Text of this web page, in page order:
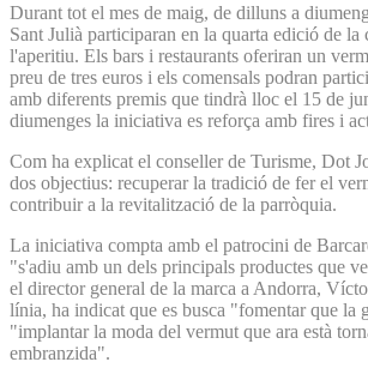
Durant tot el mes de maig, de dilluns a
Sant Julià participaran en la quarta edició de la
l'aperitiu. Els bars i restaurants oferiran un
preu de tres euros i els comensals podran
amb diferents premis que tindrà lloc el 15 de
diumenges la iniciativa es reforça amb fires i
Com ha explicat el conseller de Turisme, Dot
dos objectius: recuperar la tradició de fer el
contribuir a la revitalització de la parròquia.
La iniciativa compta amb el patrocini de
"s'adiu amb un dels principals productes que
el director general de la marca a Andorra,
línia, ha indicat que es busca "fomentar que la
"implantar la moda del vermut que ara està
embranzida".